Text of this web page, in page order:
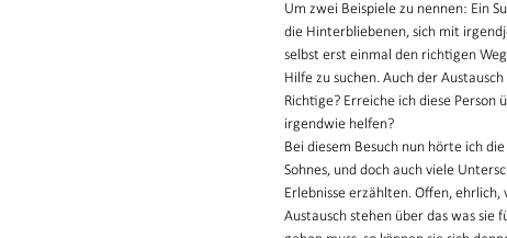
Um zwei Beispiele zu nennen: Ein
die Hinterbliebenen, sich mit
selbst erst einmal den richtigen
Hilfe zu suchen. Auch der
Richtige? Erreiche ich diese
irgendwie helfen?
Bei diesem Besuch nun hörte ich
Sohnes, und doch auch viele
Erlebnisse erzählten. Offen,
Austausch stehen über das was sie